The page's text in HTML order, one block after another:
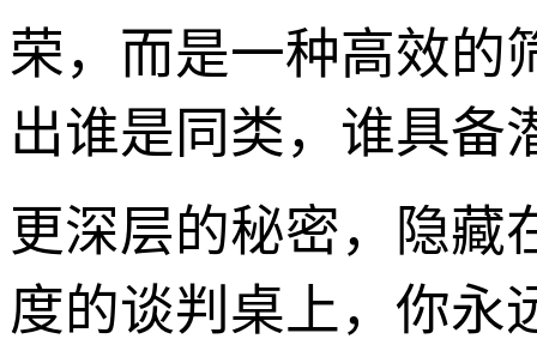
荣，而是一种高效的
出谁是同类，谁具备
更深层的秘密，隐藏
度的谈判桌上，你永